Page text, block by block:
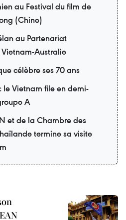
au Festival du film de
(Chine)
au Partenariat
Australie
célèbre ses 70 ans
le Vietnam file en demi-
A
et de la Chambre des
termine sa visite